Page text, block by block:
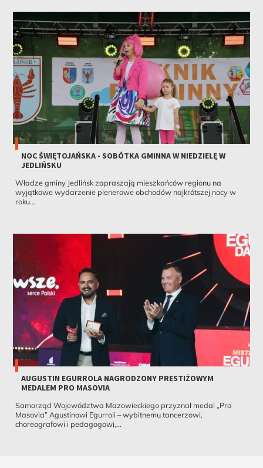
NOC ŚWIĘTOJAŃSKA - SOBÓTKA GMINNA W NIEDZIELĘ W
JEDLIŃSKU
Władze gminy Jedlińsk zapraszają mieszkańców regionu na
wyjątkowe wydarzenie plenerowe obchodów najkrótszej nocy w
roku...
AUGUSTIN EGURROLA NAGRODZONY PRESTIŻOWYM
MEDALEM PRO MASOVIA
Samorząd Województwa Mazowieckiego przyznał medal „Pro
Masovia” Agustinowi Egurroli – wybitnemu tancerzowi,
choreografowi i pedagogowi,...